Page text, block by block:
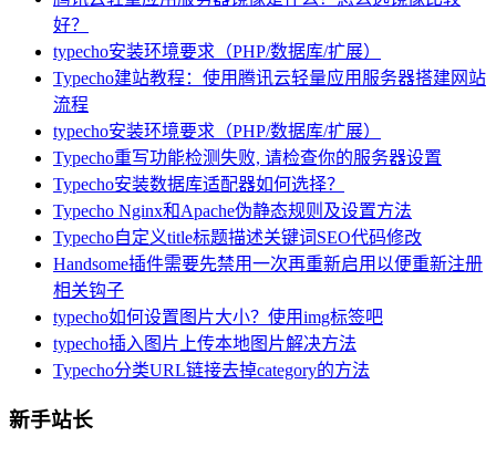
好？
typecho安装环境要求（PHP/数据库/扩展）
Typecho建站教程：使用腾讯云轻量应用服务器搭建网站
流程
typecho安装环境要求（PHP/数据库/扩展）
Typecho重写功能检测失败, 请检查你的服务器设置
Typecho安装数据库适配器如何选择？
Typecho Nginx和Apache伪静态规则及设置方法
Typecho自定义title标题描述关键词SEO代码修改
Handsome插件需要先禁用一次再重新启用以便重新注册
相关钩子
typecho如何设置图片大小？使用img标签吧
typecho插入图片上传本地图片解决方法
Typecho分类URL链接去掉category的方法
新手站长